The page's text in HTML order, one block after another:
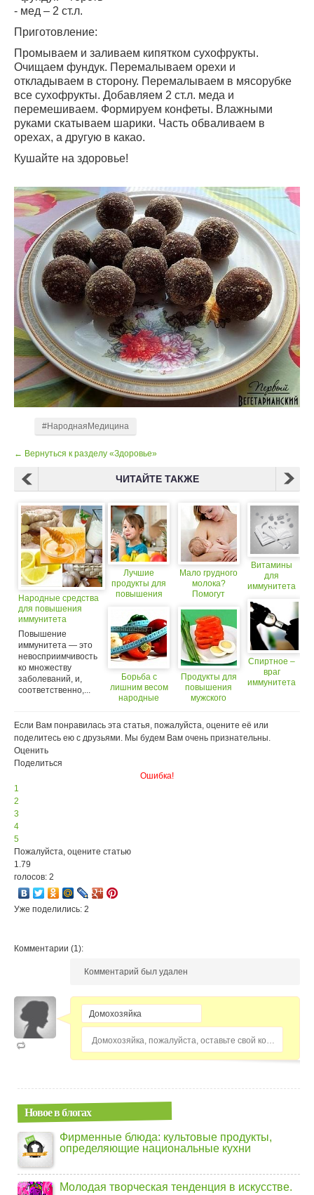
- мед – 2 ст.л.
Приготовление:
Промываем и заливаем кипятком сухофрукты.
Очищаем фундук. Перемалываем орехи и
откладываем в сторону. Перемалываем в мясорубке
все сухофрукты. Добавляем 2 ст.л. меда и
перемешиваем. Формируем конфеты. Влажными
руками скатываем шарики. Часть обваливаем в
орехах, а другую в какао.
Кушайте на здоровье!
#НароднаяМедицина
← Вернуться к разделу «Здоровье»
ЧИТАЙТЕ ТАКЖЕ
Народные средства
для повышения
иммунитета
Повышение
иммунитета — это
невосприимчивость
ко множеству
заболеваний, и,
соответственно,...
Лучшие
продукты для
повышения
детей
Борьба с
лишним весом
народные
Мало грудного
молока?
Помогут
средства
Продукты для
повышения
мужского
Витамины
для
иммунитета
Спиртное –
враг
иммунитета
Если Вам понравилась эта статья, пожалуйста, оцените её или
поделитесь ею с друзьями. Мы будем Вам очень признательны.
Оценить
Поделиться
Ошибка!
1
2
3
4
5
Пожалуйста, оцените статью
1.79
голосов: 2
Уже поделились: 2
Комментарии (1):
Комментарий был удален
Домохозяйка, пожалуйста, оставьте свой комментарий...
Новое в блогах
Фирменные блюда: культовые продукты,
определяющие национальные кухни
Молодая творческая тенденция в искусстве.